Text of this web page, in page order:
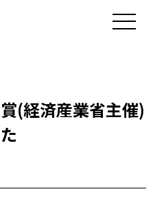
(経済産業省主催)